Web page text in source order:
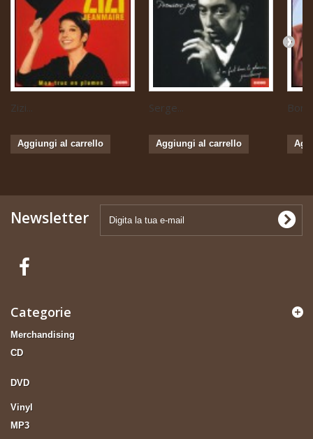
Zizi...
Aggiungi al carrello
Serge...
Aggiungi al carrello
Newsletter
Categorie
Merchandising
CD
DVD
Vinyl
MP3